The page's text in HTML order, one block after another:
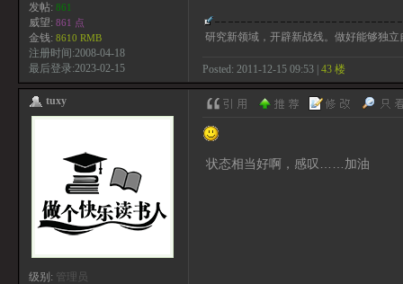
发帖: 861
威望: 861 点
金钱: 8610 RMB
注册时间:2008-04-18
最后登录:2023-02-15
研究新领域，开辟新战线。做好能够独
Posted: 2011-12-15 09:53 | 43 楼
tuxy
级别: 管理员
状态相当好啊，感叹……加油